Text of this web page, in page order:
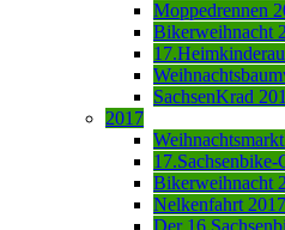
Moppedrennen
Bikerweihnacht
SachsenKrad
2017
17.Sachsenbike-
Bikerweihnacht
Nelkenfahrt 2017
Der